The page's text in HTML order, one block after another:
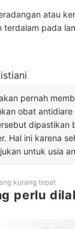
atau
terdalam pada
pernah
obat
dipastikan
Hal ini karena
untuk usia
kurang tepat
perlu